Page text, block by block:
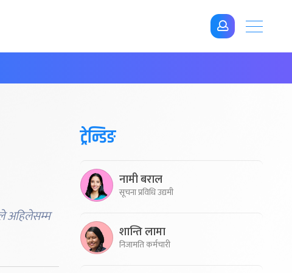
अहिलेसम्म
ट्रेन्डिङ
नामी बराल
सूचना प्रविधि उद्यमी
शान्ति लामा
निजामति कर्मचारी